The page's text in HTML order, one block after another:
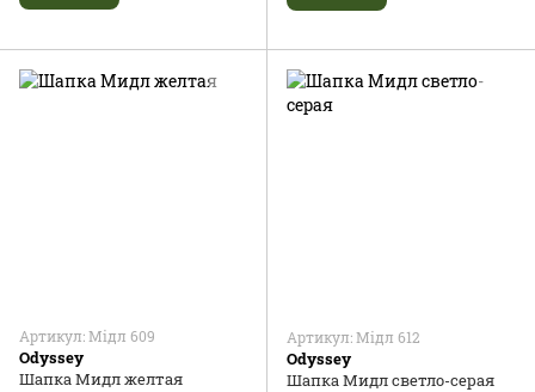
Артикул: Мідл 609
Odyssey
Шапка Мидл желтая
Артикул: Мідл 612
Odyssey
Шапка Мидл светло-серая